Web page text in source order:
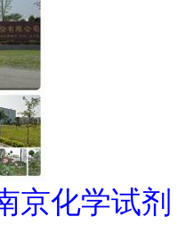
京化学试剂